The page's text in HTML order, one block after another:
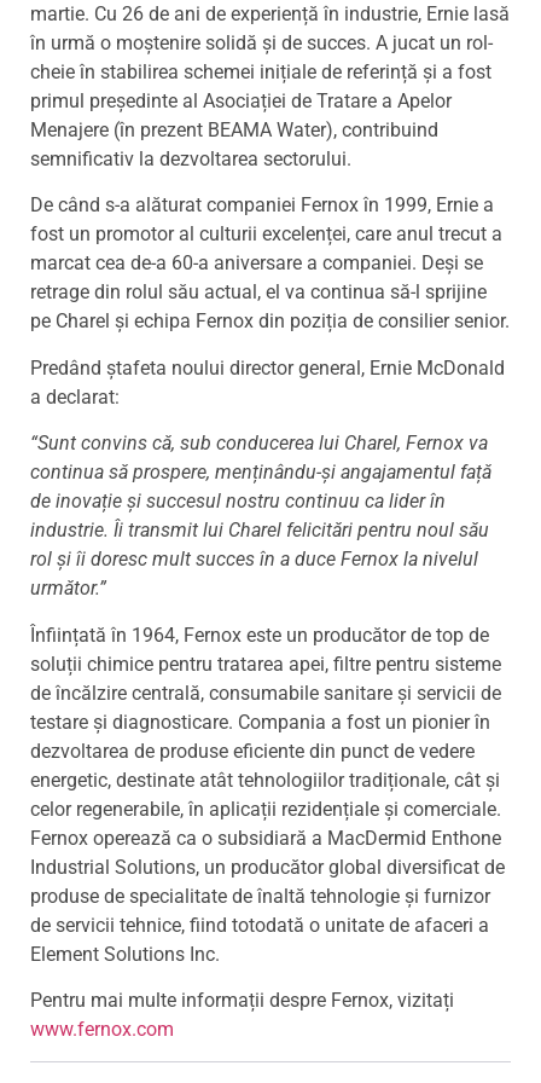
martie. Cu 26 de ani de experiență în industrie, Ernie lasă
în urmă o moștenire solidă și de succes. A jucat un rol-
cheie în stabilirea schemei inițiale de referință și a fost
primul președinte al Asociației de Tratare a Apelor
Menajere (în prezent BEAMA Water), contribuind
semnificativ la dezvoltarea sectorului.
De când s-a alăturat companiei Fernox în 1999, Ernie a
fost un promotor al culturii excelenței, care anul trecut a
marcat cea de-a 60-a aniversare a companiei. Deși se
retrage din rolul său actual, el va continua să-l sprijine
pe Charel și echipa Fernox din poziția de consilier senior.
Predând ștafeta noului director general, Ernie McDonald
a declarat:
“Sunt convins că, sub conducerea lui Charel, Fernox va
continua să prospere, menținându-și angajamentul față
de inovație și succesul nostru continuu ca lider în
industrie. Îi transmit lui Charel felicitări pentru noul său
rol și îi doresc mult succes în a duce Fernox la nivelul
următor.”
Înființată în 1964, Fernox este un producător de top de
soluții chimice pentru tratarea apei, filtre pentru sisteme
de încălzire centrală, consumabile sanitare și servicii de
testare și diagnosticare. Compania a fost un pionier în
dezvoltarea de produse eficiente din punct de vedere
energetic, destinate atât tehnologiilor tradiționale, cât și
celor regenerabile, în aplicații rezidențiale și comerciale.
Fernox operează ca o subsidiară a MacDermid Enthone
Industrial Solutions, un producător global diversificat de
produse de specialitate de înaltă tehnologie și furnizor
de servicii tehnice, fiind totodată o unitate de afaceri a
Element Solutions Inc.
Pentru mai multe informații despre Fernox, vizitați
www.fernox.com